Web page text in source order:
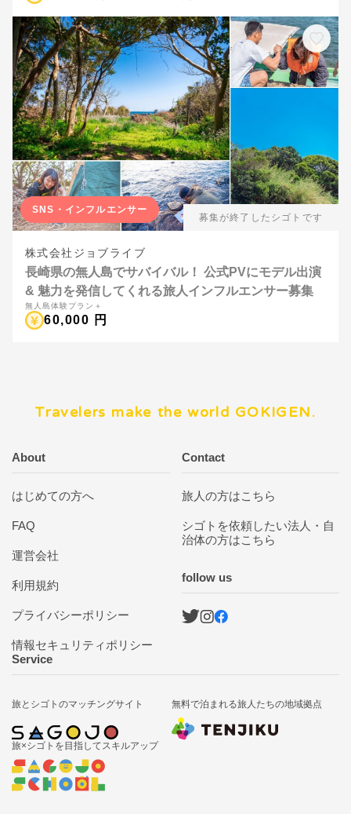
SNS・インフルエンサー
募集が終了したシゴトです
株式会社ジョブライブ
長崎県の無人島でサバイバル！ 公式PVにモデル出演
& 魅力を発信してくれる旅人インフルエンサー募集
無人島体験プラン＋
60,000 円
Travelers make the world GOKIGEN.
About
はじめての方へ
FAQ
運営会社
利用規約
プライバシーポリシー
情報セキュリティポリシー
Contact
旅人の方はこちら
シゴトを依頼したい法人・自
治体の方はこちら
follow us
Service
旅とシゴトのマッチングサイト 無料で泊まれる旅人たちの地域拠点
旅×シゴトを目指してスキルアップ